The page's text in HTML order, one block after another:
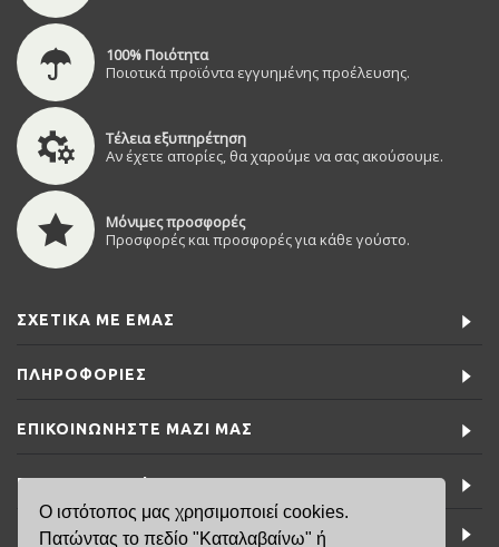
Ο ιστότοπος μας χρησιμοποιεί cookies.
Πατώντας το πεδίο "Καταλαβαίνω" ή
100% Ποιότητα
Ποιοτικά προϊόντα εγγυημένης προέλευσης.
Τέλεια εξυπηρέτηση
Αν έχετε απορίες, θα χαρούμε να σας ακούσουμε.
Μόνιμες προσφορές
Προσφορές και προσφορές για κάθε γούστο.
ΣΧΕΤΙΚΆ ΜΕ ΕΜΆΣ
ΠΛΗΡΟΦΟΡΊΕΣ
ΕΠΙΚΟΙΝΩΝΉΣΤΕ ΜΑΖΊ ΜΑΣ
ΕΙΔΙΚΈΣ ΠΡΟΣΦΟΡΈΣ
ΤΕΛΕΥΤΑΊΑ ΝΈΑ